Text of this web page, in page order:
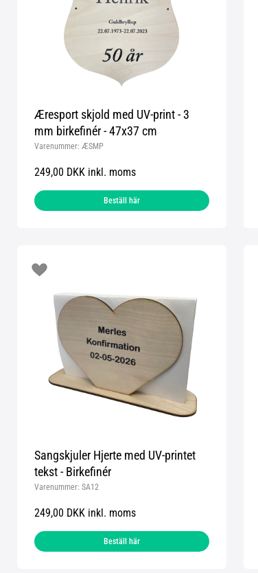
Æresport skjold med UV-print - 3
mm birkefinér - 47x37 cm
Varenummer: ÆSMP
249,00 DKK inkl. moms
Beställ här
Sangskjuler Hjerte med UV-printet
tekst - Birkefinér
Varenummer: SA12
249,00 DKK inkl. moms
Beställ här